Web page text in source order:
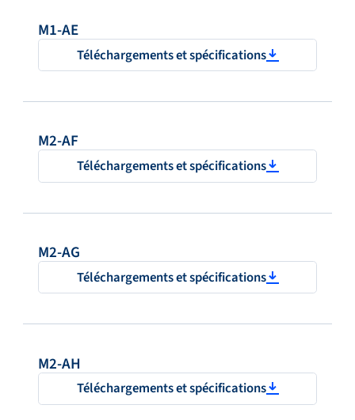
M1-AE
Téléchargements et spécifications
M2-AF
Téléchargements et spécifications
M2-AG
Téléchargements et spécifications
M2-AH
Téléchargements et spécifications